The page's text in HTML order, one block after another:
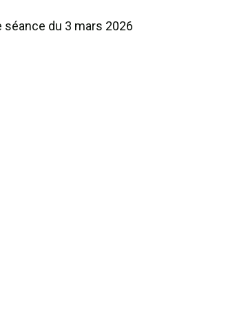
du 3 mars 2026
10 FÉVRIER 2026